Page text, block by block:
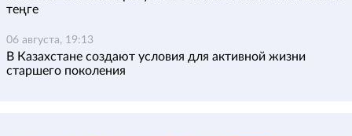
теңге
06 августа, 19:13
В Казахстане создают условия для активной жизни
старшего поколения